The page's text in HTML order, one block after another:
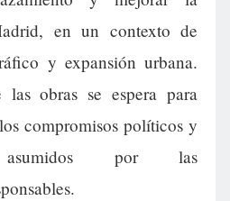
en un contexto de
y expansión urbana.
obras se espera para
compromisos políticos y
asumidos por las